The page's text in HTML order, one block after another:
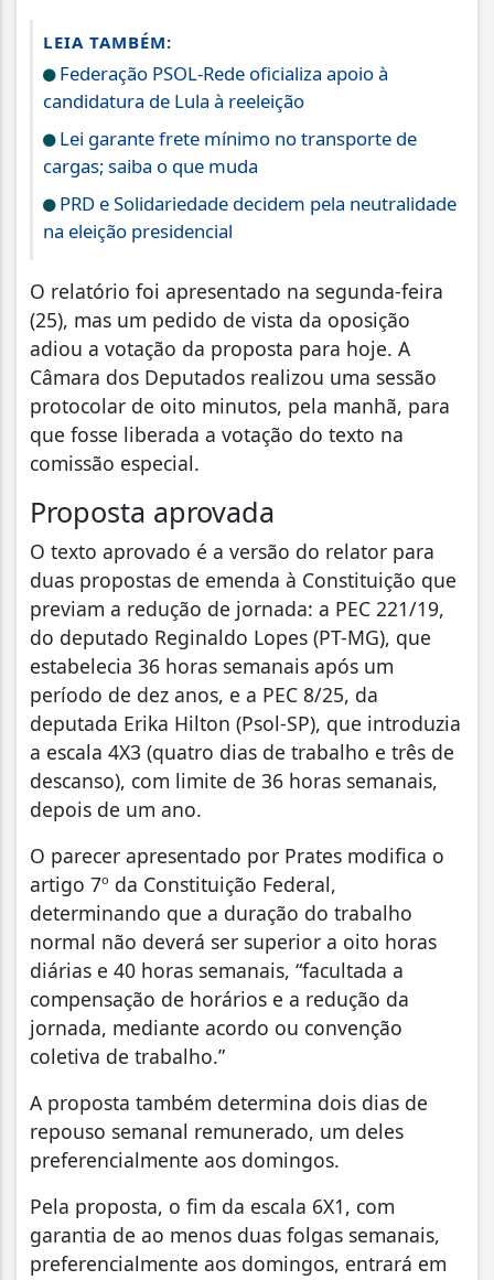
LEIA TAMBÉM:
Federação PSOL-Rede oficializa apoio à
candidatura de Lula à reeleição
Lei garante frete mínimo no transporte de
cargas; saiba o que muda
PRD e Solidariedade decidem pela neutralidade
na eleição presidencial
O relatório foi apresentado na segunda-feira
(25), mas um pedido de vista da oposição
adiou a votação da proposta para hoje. A
Câmara dos Deputados realizou uma sessão
protocolar de oito minutos, pela manhã, para
que fosse liberada a votação do texto na
comissão especial.
Proposta aprovada
O texto aprovado é a versão do relator para
duas propostas de emenda à Constituição que
previam a redução de jornada: a PEC 221/19,
do deputado Reginaldo Lopes (PT-MG), que
estabelecia 36 horas semanais após um
período de dez anos, e a PEC 8/25, da
deputada Erika Hilton (Psol-SP), que introduzia
a escala 4X3 (quatro dias de trabalho e três de
descanso), com limite de 36 horas semanais,
depois de um ano.
O parecer apresentado por Prates modifica o
artigo 7º da Constituição Federal,
determinando que a duração do trabalho
normal não deverá ser superior a oito horas
diárias e 40 horas semanais, “facultada a
compensação de horários e a redução da
jornada, mediante acordo ou convenção
coletiva de trabalho.”
A proposta também determina dois dias de
repouso semanal remunerado, um deles
preferencialmente aos domingos.
Pela proposta, o fim da escala 6X1, com
garantia de ao menos duas folgas semanais,
preferencialmente aos domingos, entrará em